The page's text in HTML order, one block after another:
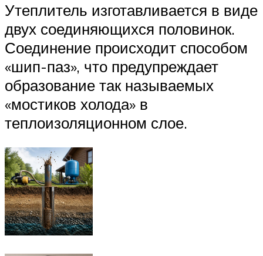
Утеплитель изготавливается в виде
двух соединяющихся половинок.
Соединение происходит способом
«шип-паз», что предупреждает
образование так называемых
«мостиков холода» в
теплоизоляционном слое.